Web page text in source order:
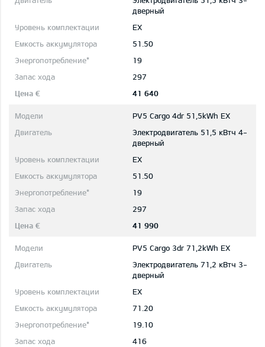
дверный
EX
51.50
19
297
41 640
PV5 Cargo 4dr 51,5kWh EX
Электродвигатель 51,5 кВтч 4-
дверный
EX
51.50
19
297
41 990
PV5 Cargo 3dr 71,2kWh EX
Электродвигатель 71,2 кВтч 3-
дверный
EX
71.20
19.10
416